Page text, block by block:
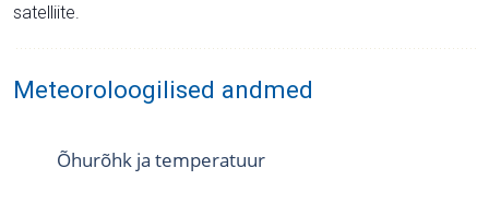
satelliite.
Meteoroloogilised andmed
Õhurõhk ja temperatuur